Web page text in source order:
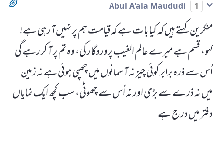
1
منکرین کہتے ہیں کہ کیا بات ہے کہ قیامت ہم پر نہیں آ رہی ہے!
کہو، قسم ہے میرے عالم الغیب پروردگار کی، وہ تم پر آ کر رہے گی
اُس سے ذرہ برابر کوئی چیز نہ آسمانوں میں چھپی ہوئی ہے نہ زمین
میں نہ ذرے سے بڑی اور نہ اُس سے چھوٹی، سب کچھ ایک نمایاں
دفتر میں درج ہے